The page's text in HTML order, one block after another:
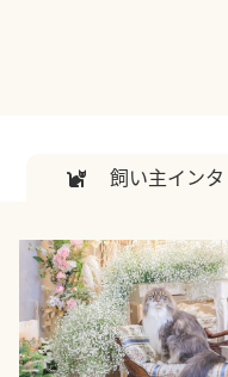
飼い主インタ